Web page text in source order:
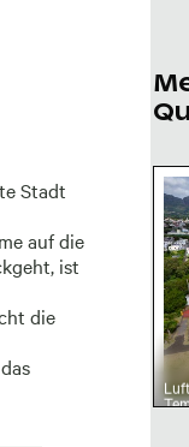
Stadt
auf die
ist
die